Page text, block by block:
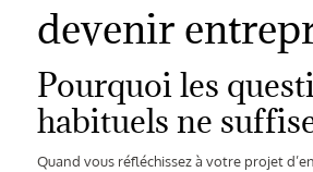
devenir
Pourquoi les
habituels ne
Quand vous réfléchissez à votre projet